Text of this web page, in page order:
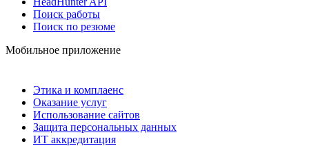
Поиск работы
Поиск по резюме
Мобильное приложение
Этика и комплаенс
Оказание услуг
Использование сайтов
Защита персональных данных
ИТ аккредитация